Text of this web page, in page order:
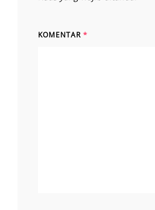
KOMENTAR *